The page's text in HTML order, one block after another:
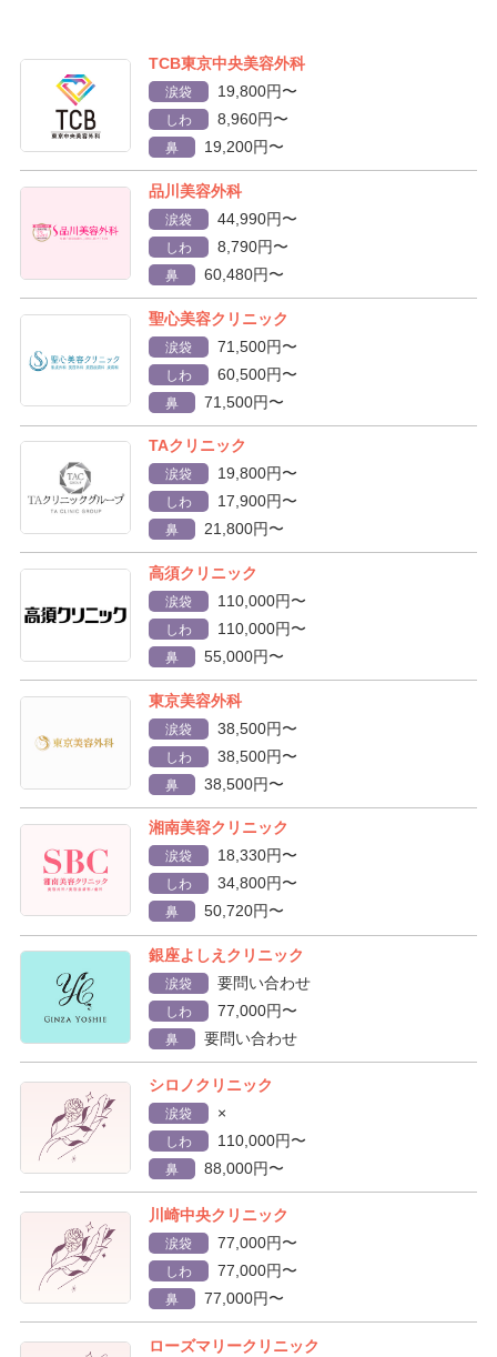
TCB東京中央美容外科
涙袋 19,800円〜
しわ 8,960円〜
鼻 19,200円〜
品川美容外科
涙袋 44,990円〜
しわ 8,790円〜
鼻 60,480円〜
聖心美容クリニック
涙袋 71,500円〜
しわ 60,500円〜
鼻 71,500円〜
TAクリニック
涙袋 19,800円〜
しわ 17,900円〜
鼻 21,800円〜
高須クリニック
涙袋 110,000円〜
しわ 110,000円〜
鼻 55,000円〜
東京美容外科
涙袋 38,500円〜
しわ 38,500円〜
鼻 38,500円〜
湘南美容クリニック
涙袋 18,330円〜
しわ 34,800円〜
鼻 50,720円〜
銀座よしえクリニック
涙袋 要問い合わせ
しわ 77,000円〜
鼻 要問い合わせ
シロノクリニック
涙袋 ×
しわ 110,000円〜
鼻 88,000円〜
川崎中央クリニック
涙袋 77,000円〜
しわ 77,000円〜
鼻 77,000円〜
ローズマリークリニック